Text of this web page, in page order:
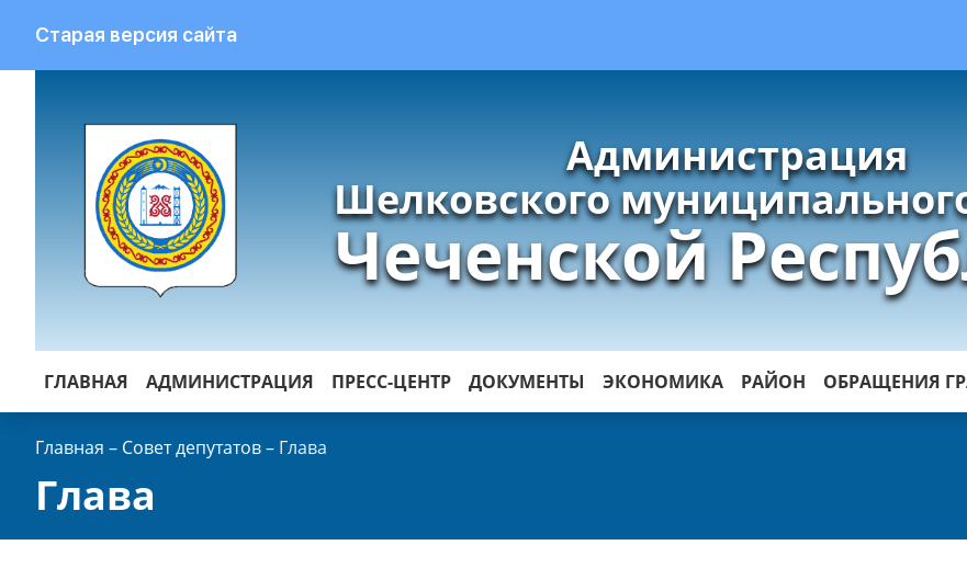
Старая версия сайта
Администрация
Шелковского
Чеченской
ГЛАВНАЯ АДМИНИСТРАЦИЯ ПРЕСС-ЦЕНТР ДОКУМЕНТЫ ЭКОНОМИКА РАЙОН ОБРАЩЕНИЯ
Главная – Совет депутатов– Глава
Глава